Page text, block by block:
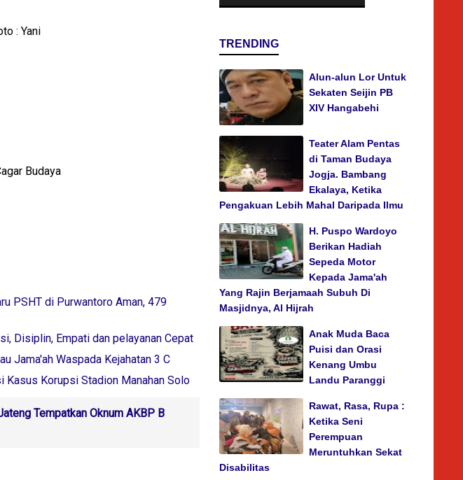
: Yani
Budaya
PSHT di Purwantoro Aman, 479
Disiplin, Empati dan pelayanan Cepat
Jama'ah Waspada Kejahatan 3 C
Kasus Korupsi Stadion Manahan Solo
Tempatkan Oknum AKBP B
TRENDING
Alun-alun Lor Untuk
Sekaten Seijin PB
XIV Hangabehi
Teater Alam Pentas
di Taman Budaya
Jogja. Bambang
Ekalaya, Ketika
Pengakuan Lebih Mahal Daripada Ilmu
H. Puspo Wardoyo
Berikan Hadiah
Sepeda Motor
Kepada Jama'ah
Yang Rajin Berjamaah Subuh Di
Masjidnya, Al Hijrah
Anak Muda Baca
Puisi dan Orasi
Kenang Umbu
Landu Paranggi
Rawat, Rasa, Rupa :
Ketika Seni
Perempuan
Meruntuhkan Sekat
Disabilitas